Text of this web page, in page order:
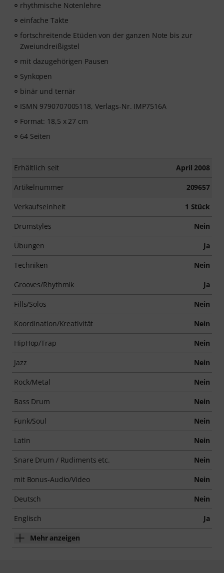
rhythmische Notenlehre
einfache Takte
fortschreitende Etüden von der ganzen Note bis zur
Zweiundreißigstel
mit dazugehörigen Pausen
Synkopen
binär und ternär
ISMN 9790707005118, Verlags-Nr. IMP7516A
Format: 18,5 x 27 cm
64 Seiten
Erhältlich seit April 2008
Artikelnummer 209657
Verkaufseinheit 1 Stück
Drumstyles Nein
Übungen Ja
Techniken Nein
Grooves/Rhythmik Ja
Fills/Solos Nein
Koordination/Kreativität Nein
HipHop/Trap Nein
Jazz Nein
Rock/Metal Nein
Bass Drum Nein
Funk/Soul Nein
Latin Nein
Snare Drum / Rudiments etc. Nein
mit Bonus-Audio/Video Nein
Deutsch Nein
Englisch Ja
Mehr anzeigen